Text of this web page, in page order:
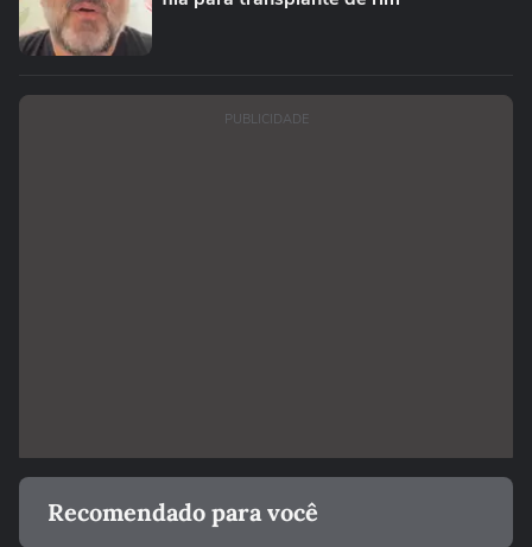
PUBLICIDADE
Recomendado para você